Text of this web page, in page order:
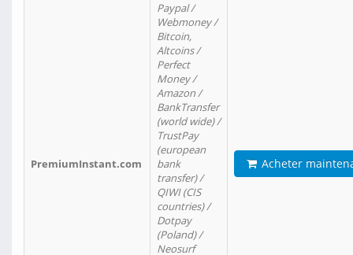
PremiumInstant.com
Paypal /
Webmoney /
Bitcoin,
Altcoins /
Perfect
Money /
Amazon /
BankTransfer
(world wide) /
TrustPay
(european
bank
transfer) /
QIWI (CIS
countries) /
Dotpay
(Poland) /
Neosurf
Acheter